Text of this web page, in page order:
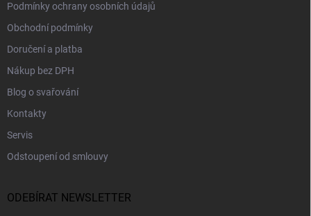
Podmínky ochrany osobních údajů
Obchodní podmínky
Doručení a platba
Nákup bez DPH
Blog o svařování
Kontakty
Servis
Odstoupení od smlouvy
ODEBÍRAT NEWSLETTER